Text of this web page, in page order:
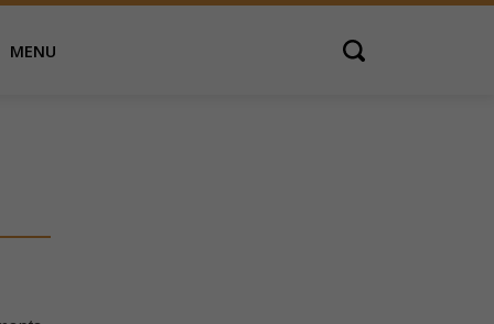
MENU Open search